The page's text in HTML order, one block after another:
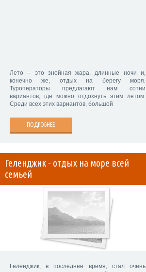
Лето – это знойная жара, длинные ночи и,
конечно же, отдых на берегу моря.
Туроператоры предлагают нам сотни
вариантов, где можно отдохнуть этим летом.
Среди всех этих вариантов, большой
ПОДРОБНЕЕ
Геленджик - отдых на море всей
семьей
Геленджик, в последнее время, стал очень